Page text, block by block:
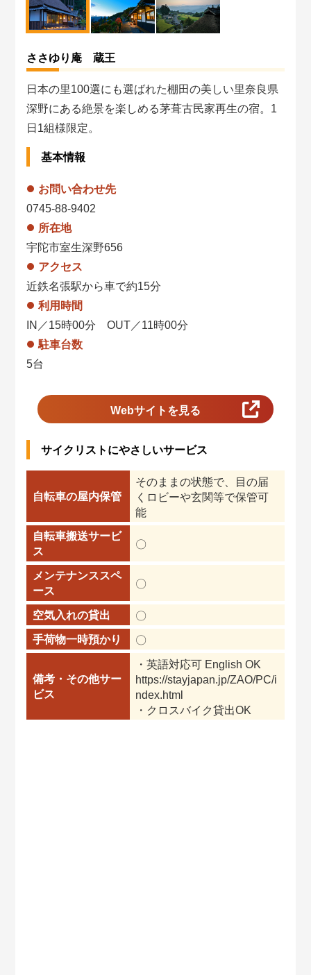
ささゆり庵 蔵王
日本の里100選にも選ばれた棚田の美しい里奈良県
深野にある絶景を楽しめる茅葺古民家再生の宿。1
日1組様限定。
基本情報
お問い合わせ先
0745-88-9402
所在地
宇陀市室生深野656
アクセス
近鉄名張駅から車で約15分
利用時間
IN／15時00分 OUT／11時00分
駐車台数
5台
Webサイトを見る
サイクリストにやさしいサービス
自転車の屋内保管
そのままの状態で、目の届
くロビーや玄関等で保管可
能
自転車搬送サービ
ス
〇
メンテナンススペ
ース
〇
空気入れの貸出
〇
手荷物一時預かり
〇
備考・その他サー
ビス
・英語対応可 English OK
https://stayjapan.jp/ZAO/PC/i
ndex.html
・クロスバイク貸出OK